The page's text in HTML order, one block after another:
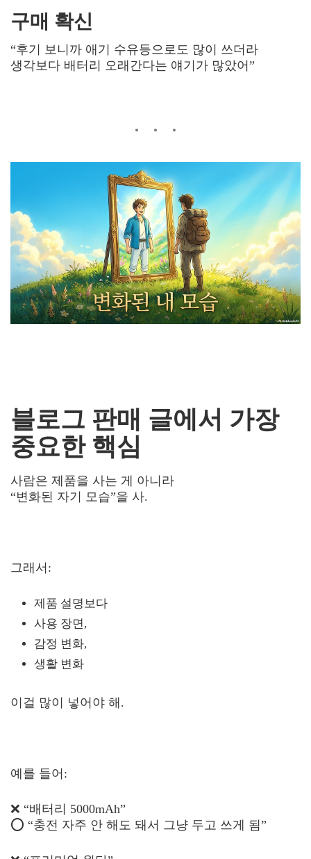
구매 확신
“후기 보니까 애기 수유등으로도 많이 쓰더라
생각보다 배터리 오래간다는 얘기가 많았어”
블로그 판매 글에서 가장
중요한 핵심
사람은 제품을 사는 게 아니라
“변화된 자기 모습”을 사.
그래서:
제품 설명보다
사용 장면,
감정 변화,
생활 변화
이걸 많이 넣어야 해.
예를 들어:
❌ “배터리 5000mAh”
⭕ “충전 자주 안 해도 돼서 그냥 두고 쓰게 됨”